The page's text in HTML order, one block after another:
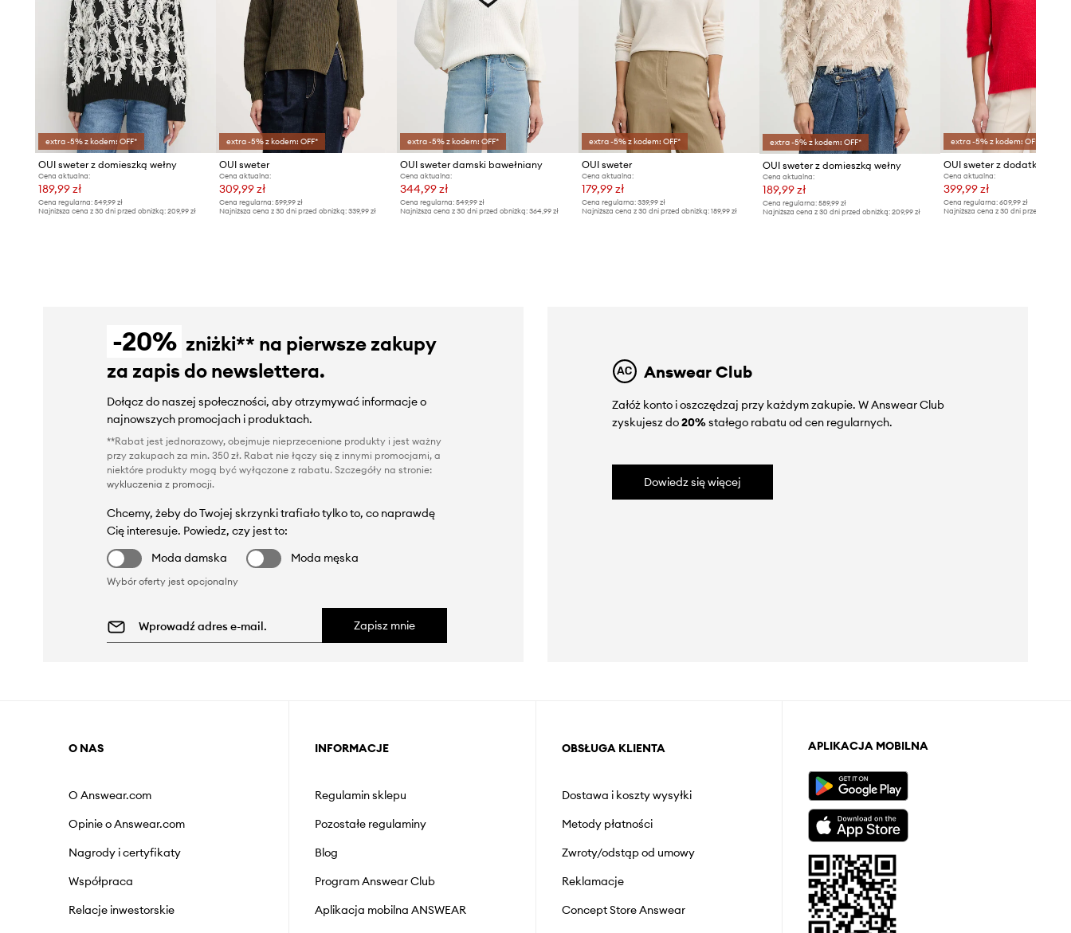
extra -5% z kodem: OFF*
OUI sweter z domieszką wełny
Cena aktualna:
189,99 zł
Cena regularna: 549,99 zł
Najniższa cena z 30 dni przed obniżką: 209,99 zł
extra -5% z kodem: OFF*
OUI sweter
Cena aktualna:
309,99 zł
Cena regularna:599,99 zł
Najniższa cena z 30 dni przed obniżką:339,99 zł
extra -5% z kodem: OFF*
OUI sweter damski bawełniany
Cena aktualna:
344,99 zł
Cena regularna: 549,99 zł
Najniższa cena z 30 dni przed obniżką: 364,99 zł
extra -5% z kodem: OFF*
OUI sweter
Cena aktualna:
179,99 zł
Cena regularna: 339,99 zł
Najniższa cena z 30 dni przed obniżką: 189,99 zł
extra -5% z kodem: OFF*
OUI sweter z domieszką wełny
Cena aktualna:
189,99 zł
Cena regularna:589,99 zł
Najniższa cena z 30 dni przed obniżką:209,99 zł
extra -5% z kodem: OFF*
OUI sweter z dodatkiem
Cena aktualna:
399,99 zł
Cena regularna: 609,99 zł
Najniższa cena z 30 dni przed obniżką:
-20% zniżki** na pierwsze zakupy
za zapis do newslettera.
Dołącz do naszej społeczności, aby otrzymywać informacje o
najnowszych promocjach i produktach.
**Rabat jest jednorazowy, obejmuje nieprzecenione produkty i jest ważny
przy zakupach za min. 350 zł. Rabat nie łączy się z innymi promocjami, a
niektóre produkty mogą być wyłączone z rabatu. Szczegóły na stronie:
wykluczenia z promocji.
Chcemy, żeby do Twojej skrzynki trafiało tylko to, co naprawdę
Cię interesuje. Powiedz, czy jest to:
Moda damska
Moda męska
Wybór oferty jest opcjonalny
Zapisz mnie
Answear Club
Załóż konto i oszczędzaj przy każdym zakupie. W Answear Club
zyskujesz do20%stałego rabatu od cen regularnych.
Dowiedz się więcej
O NAS
O Answear.com
Opinie o Answear.com
Nagrody i certyfikaty
Współpraca
Relacje inwestorskie
INFORMACJE
Regulamin sklepu
Pozostałe regulaminy
Blog
Program Answear Club
Aplikacja mobilna ANSWEAR
OBSŁUGA KLIENTA
Dostawa i koszty wysyłki
Metody płatności
Zwroty/odstąp od umowy
Reklamacje
Concept Store Answear
APLIKACJA MOBILNA